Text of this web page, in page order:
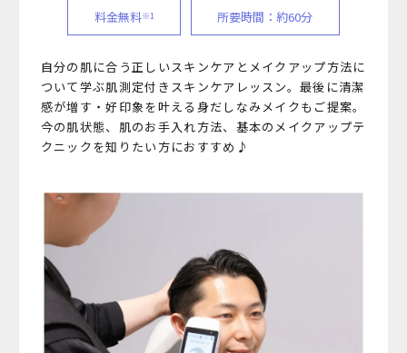
料金無料※1 所要時間：約60分
自分の肌に合う正しいスキンケアとメイクアップ方法に
ついて学ぶ肌測定付きスキンケアレッスン。最後に清潔
感が増す・好印象を叶える身だしなみメイクもご提案。
今の肌状態、肌のお手入れ方法、基本のメイクアップテ
クニックを知りたい方におすすめ♪